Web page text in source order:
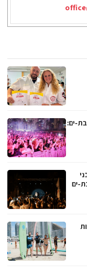
ה-100 לעיר בת-ים: